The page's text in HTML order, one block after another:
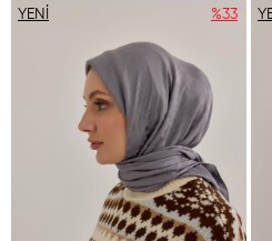
%33
YENI